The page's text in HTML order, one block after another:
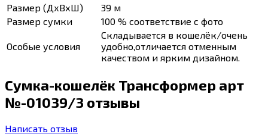
Размер (ДхВхШ)
39 м
Размер сумки
100 % соответствие с фото
Особые условия
Складывается в кошелёк/очень
удобно,отличается отменным
качеством и ярким дизайном.
Сумка-кошелёк Трансформер арт
№-01039/3 отзывы
Написать отзыв